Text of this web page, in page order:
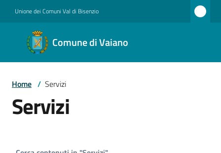
Unione dei Comuni Val di Bisenzio
Comune di Vaiano
Comune
di
Vaiano
Amministrazione
Home / Servizi
Servizi